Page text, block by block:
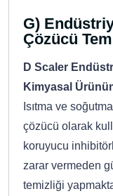
G)
Çözücü
D Scaler
Kimyasal
Isıtma ve
çözücü olarak
koruyucu
zarar vermeden
temizliği